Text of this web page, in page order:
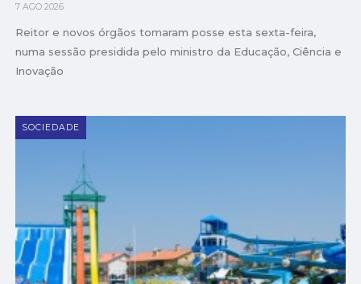
7 AGO 2026
Reitor e novos órgãos tomaram posse esta sexta-feira,
numa sessão presidida pelo ministro da Educação, Ciência e
Inovação
SOCIEDADE